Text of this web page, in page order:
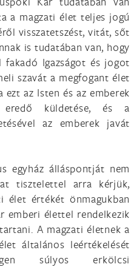
a magzati élet teljes jogú
visszatetszést, vitát, sőt
is tudatában van, hogy
fakadó Igazságot és jogot
szavát a megfogant élet
ezt az Isten és az emberek
eredő küldetése, és a
az emberek javát
egyház álláspontját nem
tisztelettel arra kérjük,
élet értékét önmagukban
emberi élettel rendelkezik
A magzati életnek a
általános leértékelését
súlyos erkölcsi